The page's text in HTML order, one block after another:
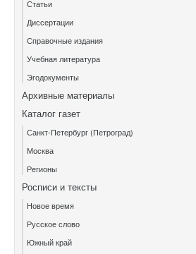
Статьи
Диссертации
Справочные издания
Учебная литература
Эгодокументы
Архивные материалы
Каталог газет
Санкт-Петербург (Петроград)
Москва
Регионы
Росписи и тексты
Новое время
Русское слово
Южный край